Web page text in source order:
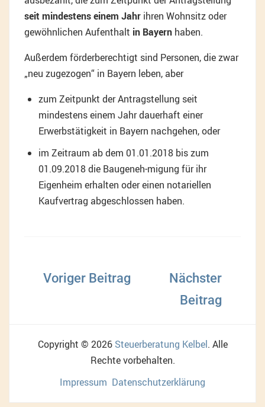
seit mindestens einem Jahr ihren Wohnsitz oder
gewöhnlichen Aufenthalt in Bayern haben.
Außerdem förderberechtigt sind Personen, die zwar
„neu zugezogen“ in Bayern leben, aber
zum Zeitpunkt der Antragstellung seit
mindestens einem Jahr dauerhaft einer
Erwerbstätigkeit in Bayern nachgehen, oder
im Zeitraum ab dem 01.01.2018 bis zum
01.09.2018 die Baugeneh-migung für ihr
Eigenheim erhalten oder einen notariellen
Kaufvertrag abgeschlossen haben.
Copyright © 2026 Steuerberatung Kelbel. Alle
Rechte vorbehalten.
Impressum Datenschutzerklärung